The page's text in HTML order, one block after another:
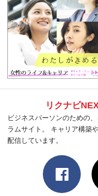
リクナビ
ビジネスパーソンのための
ラムサイト。 キャリア構築
配信しています。